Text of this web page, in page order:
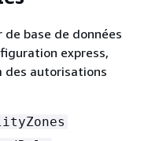
base de données
express,
des autorisations